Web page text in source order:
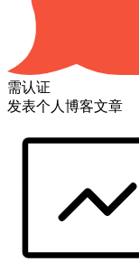
需认证
发表个人博客文章